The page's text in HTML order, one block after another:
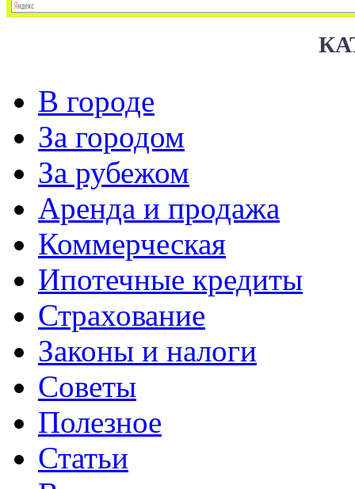
В городе
За городом
За рубежом
Аренда и продажа
Коммерческая
Ипотечные кредиты
Страхование
Законы и налоги
Советы
Полезное
Статьи